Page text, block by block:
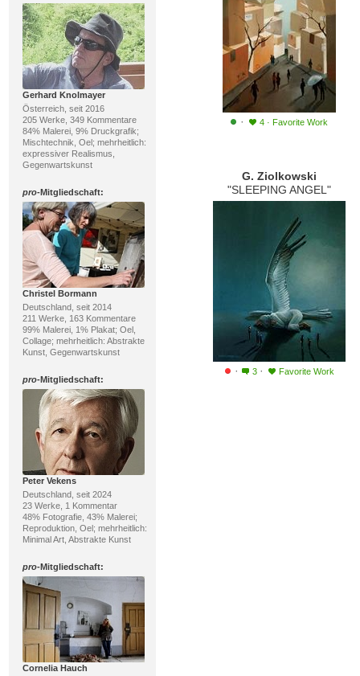
Gerhard Knolmayer
Österreich, seit 2016
205 Werke, 349 Kommentare
84% Malerei, 9% Druckgrafik;
Mischtechnik, Oel; mehrheitlich:
expressiver Realismus,
Gegenwartskunst
pro-Mitgliedschaft:
Christel Bormann
Deutschland, seit 2014
211 Werke, 163 Kommentare
99% Malerei, 1% Plakat; Oel,
Collage; mehrheitlich: Abstrakte
Kunst, Gegenwartskunst
pro-Mitgliedschaft:
Peter Vekens
Deutschland, seit 2024
23 Werke, 1 Kommentar
48% Fotografie, 43% Malerei;
Reproduktion, Oel; mehrheitlich:
Minimal Art, Abstrakte Kunst
pro-Mitgliedschaft:
Cornelia Hauch
· 4 · Favorite Work
G. Ziolkowski
"SLEEPING ANGEL"
· 3 · Favorite Work